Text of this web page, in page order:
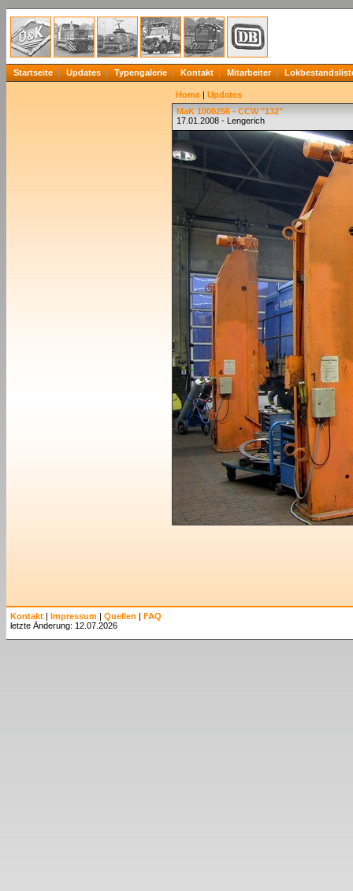
Startseite Updates Typengalerie Kontakt Mitarbeiter
Home | Updates
MaK 1000256 - CCW "132"
17.01.2008 - Lengerich
Kontakt | Impressum | Quellen | FAQ
letzte Änderung: 12.07.2026